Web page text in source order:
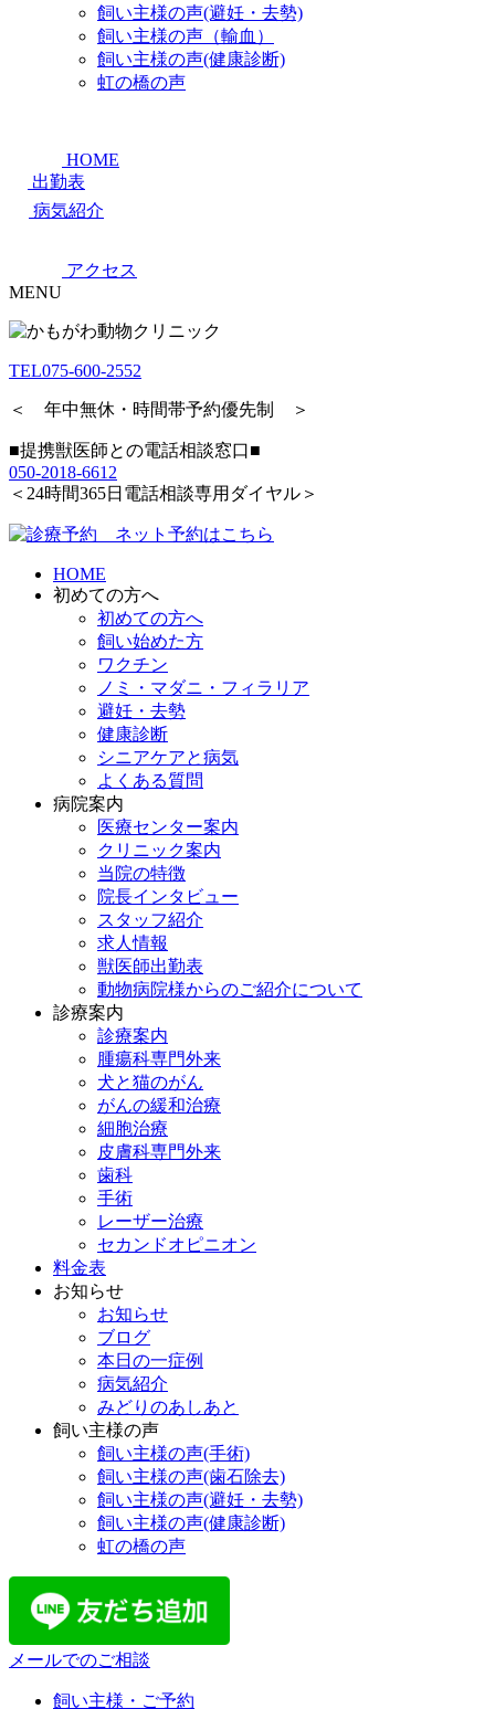
飼い主様の声(避妊・去勢)
飼い主様の声（輸血）
飼い主様の声(健康診断)
虹の橋の声
HOME
出勤表
病気紹介
アクセス
MENU
TEL075-600-2552
＜ 年中無休・時間帯予約優先制 ＞
■提携獣医師との電話相談窓口■
050-2018-6612
＜24時間365日電話相談専用ダイヤル＞
HOME
初めての方へ
初めての方へ
飼い始めた方
ワクチン
ノミ・マダニ・フィラリア
避妊・去勢
健康診断
シニアケアと病気
よくある質問
病院案内
医療センター案内
クリニック案内
当院の特徴
院長インタビュー
スタッフ紹介
求人情報
獣医師出勤表
動物病院様からのご紹介について
診療案内
診療案内
腫瘍科専門外来
犬と猫のがん
がんの緩和治療
細胞治療
皮膚科専門外来
歯科
手術
レーザー治療
セカンドオピニオン
料金表
お知らせ
お知らせ
ブログ
本日の一症例
病気紹介
みどりのあしあと
飼い主様の声
飼い主様の声(手術)
飼い主様の声(歯石除去)
飼い主様の声(避妊・去勢)
飼い主様の声(健康診断)
虹の橋の声
メールでのご相談
飼い主様・ご予約